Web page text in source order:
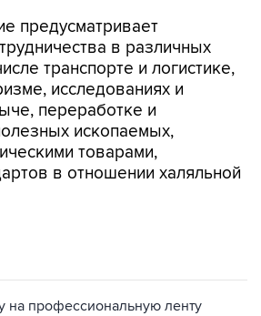
предусматривает
в различных
транспорте и логистике,
исследованиях и
переработке и
ископаемых,
товарами,
в отношении халяльной
на профессиональную ленту